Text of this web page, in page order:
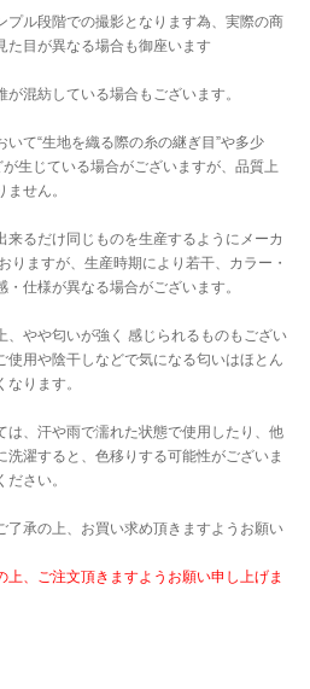
プル段階での撮影となります為、実際の商
た目が異なる場合も御座います
混紡している場合もございます。
て“生地を織る際の糸の継ぎ目”や多少
が生じている場合がございますが、品質上
せん。
るだけ同じものを生産するようにメーカ
りますが、生産時期により若干、カラー・
・仕様が異なる場合がございます。
、やや匂いが強く 感じられるものもござい
使用や陰干しなどで気になる匂いはほとん
なります。
は、汗や雨で濡れた状態で使用したり、他
洗濯すると、色移りする可能性がございま
さい。
了承の上、お買い求め頂きますようお願い
、ご注文頂きますようお願い申し上げま